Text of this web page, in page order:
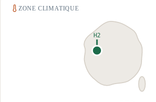
ZONE CLIMATIQUE
H2